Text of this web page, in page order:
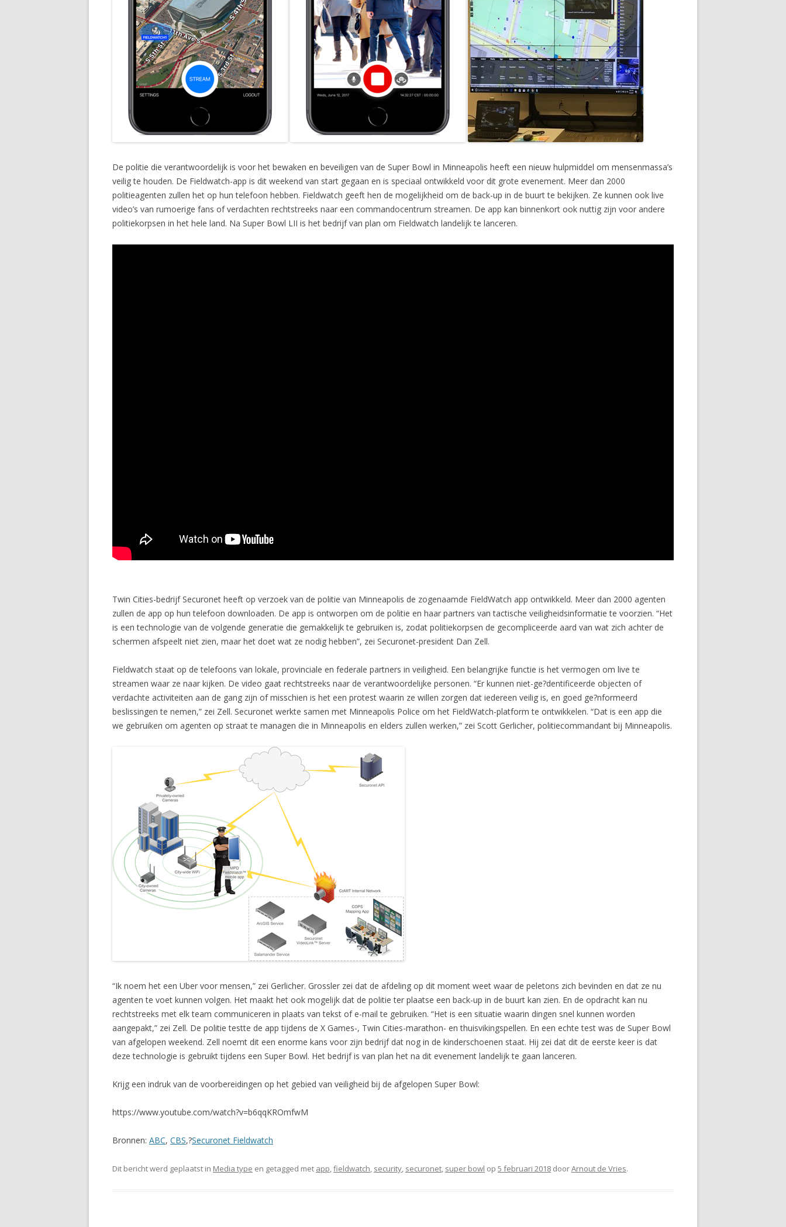
De politie die verantwoordelijk is voor het bewaken en beveiligen van de Super Bowl in Minneapolis heeft een nieuw hulpmiddel om mensenmassa’s
veilig te houden. De Fieldwatch-app is dit weekend van start gegaan en is speciaal ontwikkeld voor dit grote evenement. Meer dan 2000
politieagenten zullen het op hun telefoon hebben. Fieldwatch geeft hen de mogelijkheid om de back-up in de buurt te bekijken. Ze kunnen ook live
video’s van rumoerige fans of verdachten rechtstreeks naar een commandocentrum streamen. De app kan binnenkort ook nuttig zijn voor andere
politiekorpsen in het hele land. Na Super Bowl LII is het bedrijf van plan om Fieldwatch landelijk te lanceren.
Twin Cities-bedrijf Securonet heeft op verzoek van de politie van Minneapolis de zogenaamde FieldWatch app ontwikkeld. Meer dan 2000 agenten
zullen de app op hun telefoon downloaden. De app is ontworpen om de politie en haar partners van tactische veiligheidsinformatie te voorzien. “Het
is een technologie van de volgende generatie die gemakkelijk te gebruiken is, zodat politiekorpsen de gecompliceerde aard van wat zich achter de
schermen afspeelt niet zien, maar het doet wat ze nodig hebben”, zei Securonet-president Dan Zell.
Fieldwatch staat op de telefoons van lokale, provinciale en federale partners in veiligheid. Een belangrijke functie is het vermogen om live te
streamen waar ze naar kijken. De video gaat rechtstreeks naar de verantwoordelijke personen. “Er kunnen niet-ge?dentificeerde objecten of
verdachte activiteiten aan de gang zijn of misschien is het een protest waarin ze willen zorgen dat iedereen veilig is, en goed ge?nformeerd
beslissingen te nemen,” zei Zell. Securonet werkte samen met Minneapolis Police om het FieldWatch-platform te ontwikkelen. “Dat is een app die
we gebruiken om agenten op straat te managen die in Minneapolis en elders zullen werken,” zei Scott Gerlicher, politiecommandant bij Minneapolis.
“Ik noem het een Uber voor mensen,” zei Gerlicher. Grossler zei dat de afdeling op dit moment weet waar de peletons zich bevinden en dat ze nu
agenten te voet kunnen volgen. Het maakt het ook mogelijk dat de politie ter plaatse een back-up in de buurt kan zien. En de opdracht kan nu
rechtstreeks met elk team communiceren in plaats van tekst of e-mail te gebruiken. “Het is een situatie waarin dingen snel kunnen worden
aangepakt,” zei Zell. De politie testte de app tijdens de X Games-, Twin Cities-marathon- en thuisvikingspellen. En een echte test was de Super Bowl
van afgelopen weekend. Zell noemt dit een enorme kans voor zijn bedrijf dat nog in de kinderschoenen staat. Hij zei dat dit de eerste keer is dat
deze technologie is gebruikt tijdens een Super Bowl. Het bedrijf is van plan het na dit evenement landelijk te gaan lanceren.
Krijg een indruk van de voorbereidingen op het gebied van veiligheid bij de afgelopen Super Bowl:
https://www.youtube.com/watch?v=b6qqKROmfwM
Bronnen: ABC, CBS,?Securonet Fieldwatch
Dit bericht werd geplaatst in Media type en getagged met app,fieldwatch, security, securonet, super bowl op 5 februari 2018 doorArnout de Vries.